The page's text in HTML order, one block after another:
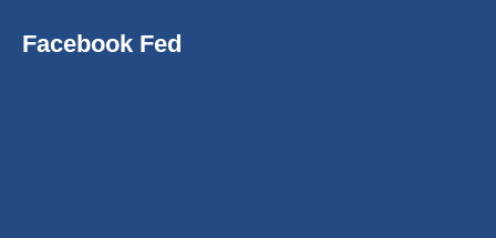
Facebook Fed